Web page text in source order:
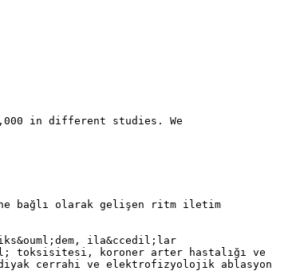
in different studies. We
bağlı olarak gelişen ritm iletim
ila&ccedil;lar
toksisitesi, koroner arter hastalığı ve
cerrahi ve elektrofizyolojik ablasyon